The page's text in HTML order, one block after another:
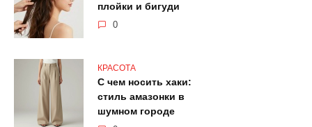
плойки и бигуди
0
КРАСОТА
С чем носить хаки:
стиль амазонки в
шумном городе